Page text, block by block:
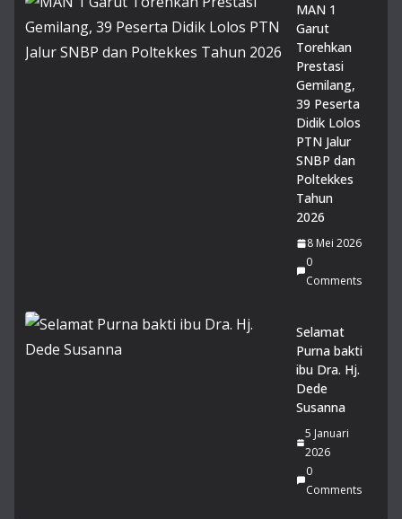
wi
MA
N 1
Gar
ut
Rai
h
Pre
Ge
an
da
Lo
mb
Pid
ato
at
MAN 1
Garut
Torehkan
Prestasi
Gemilang,
39 Peserta
Didik Lolos
PTN Jalur
SNBP dan
Poltekkes
Tahun
2026
8 Mei 2026
0
Comments
Selamat
Purna bakti
ibu Dra. Hj.
Dede
Susanna
5 Januari
2026
0
Comments